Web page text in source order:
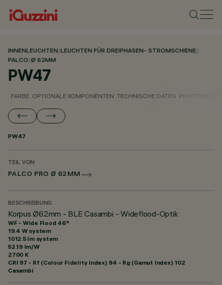
INNENLEUCHTEN/LEUCHTEN FÜR DREIPHASEN- STROMSCHIENE/
PALCO/Ø 62MM
PW47
FARBE OPTIONALE KOMPONENTEN TECHNISCHE DATEN
PW47
TEIL VON
PALCO PRO Ø 62MM
BESCHREIBUNG
Korpus Ø62mm - BLE Casambi - Wideflood-Optik
WF - Wide Flood 46°
19.4 W system
1012.5 lm system
52.19 lm/W
2700 K
CRI 97 - Rf (Colour Fidelity Index) 94 - Rg (Gamut Index) 102
Casambi